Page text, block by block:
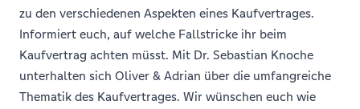
zu den verschiedenen Aspekten eines Kaufvertrages.
Informiert euch, auf welche Fallstricke ihr beim
Kaufvertrag achten müsst. Mit Dr. Sebastian Knoche
unterhalten sich Oliver & Adrian über die umfangreiche
Thematik des Kaufvertrages. Wir wünschen euch wie